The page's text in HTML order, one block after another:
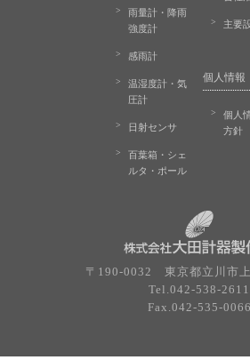
雨量計・降雨
強度計
感雨計
温湿度計・気
圧計
日射センサ
百葉箱・シェ
ルタ・ポール
主要
個人情報
個人
方針
〒190-0032 東京都立川市
Tel.042-538-2611
Fax.042-535-0066